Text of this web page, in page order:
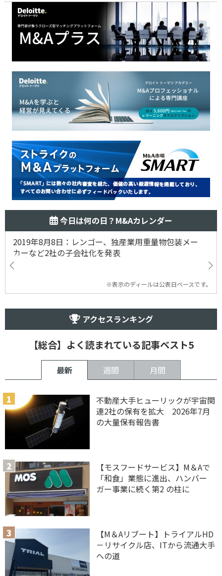
今日は何の日？M&Aカレンダー
2019年8月8日：レンゴー、独産業用重量物包装メー
カーなど2社の子会社化を発表
※表示のディールは公表日ベースです。
アクセスランキング
【総合】よく読まれている記事ベスト5
最新 週間 月間
不動産大手ヒューリックが宇宙関
連2社の保有を拡大 2026年7月
の大量保有報告書
【モスフードサービス】M＆Aで
「和食」業態に進出、ハンバー
ガー事業に続く第2 の柱に
【M＆Aリブート】トライアルHD
－リサイクル店、ITから流通大手
への道